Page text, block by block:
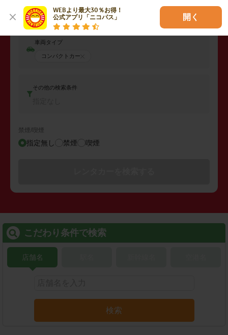
WEBより最大30％お得！
公式アプリ「ニコパス」
開く
2026年08月07日 (金) 11:00
車両タイプ
コンパクトカー
その他の検索条件
禁煙/喫煙
指定無し 禁煙 喫煙
こだわり条件で検索
店舗名
検索